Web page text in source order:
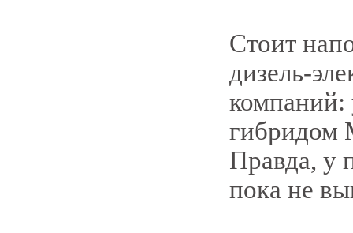
Стоит
дизель-
компаний:
гибридом
Правда, у
пока не